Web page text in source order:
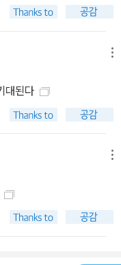
대된다